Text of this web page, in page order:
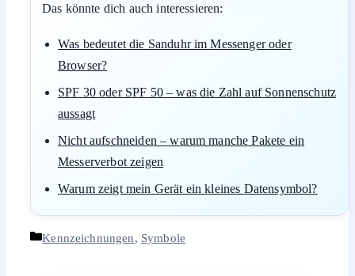
Das könnte dich auch interessieren:
Was bedeutet die Sanduhr im Messenger oder
Browser?
SPF 30 oder SPF 50 – was die Zahl auf Sonnenschutz
aussagt
Nicht aufschneiden – warum manche Pakete ein
Messerverbot zeigen
Warum zeigt mein Gerät ein kleines Datensymbol?
Kategorien
Kennzeichnungen, Symbole